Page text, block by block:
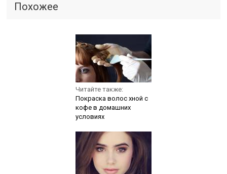
Похожее
Читайте также:
Покраска волос хной с
кофе в домашних
условиях